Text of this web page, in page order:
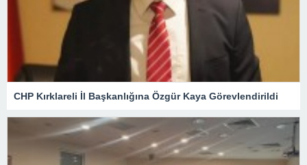
CHP Kırklareli İl Başkanlığına Özgür Kaya Görevlendirildi